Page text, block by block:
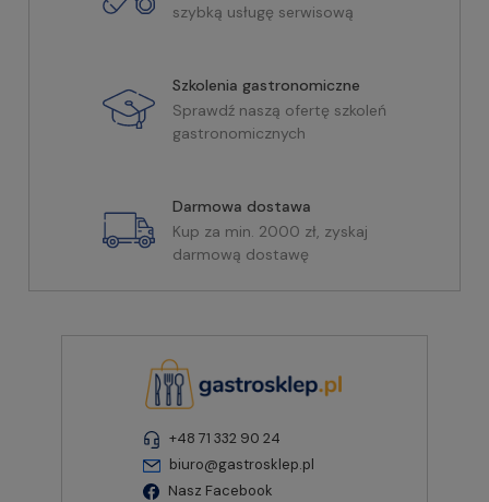
szybką usługę serwisową
Szkolenia gastronomiczne
Sprawdź naszą ofertę szkoleń
gastronomicznych
Darmowa dostawa
Kup za min. 2000 zł, zyskaj
darmową dostawę
+48 71 332 90 24
biuro@gastrosklep.pl
Nasz Facebook